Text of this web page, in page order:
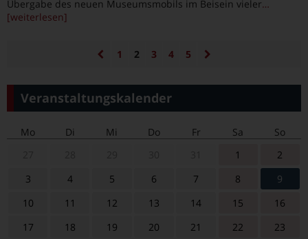
Übergabe des neuen Museumsmobils im Beisein vieler…
[weiterlesen]
1 2 3 4 5
Veranstaltungskalender
Mo Di Mi Do Fr Sa
So
1
2
3
4 5 6 7 8
9
10
11 12 13 14 15
16
17
18 19 20 21 22 23